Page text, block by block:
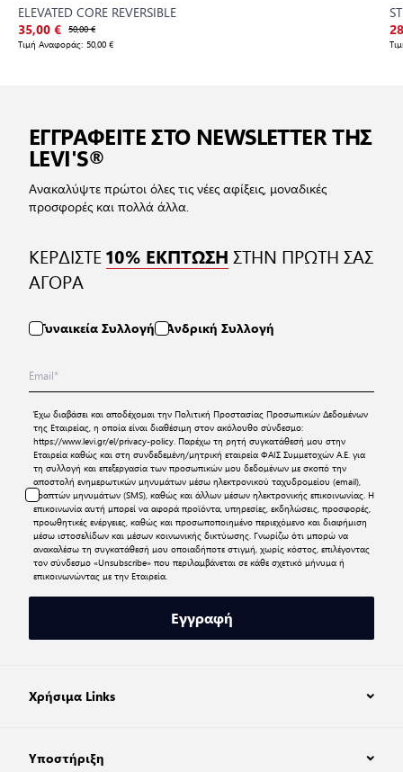
ELEVATED CORE REVERSIBLE
35,00 € 50,00 €
Τιμή Αναφοράς: 50,00 €
ΕΓΓΡΑΦΕΙΤΕ ΣΤΟ NEWSLETTER ΤΗΣ
LEVI'S®
Ανακαλύψτε πρώτοι όλες τις νέες αφίξεις, μοναδικές
προσφορές και πολλά άλλα.
ΚΕΡΔΙΣΤΕ10% ΕΚΠΤΩΣΗ ΣΤΗΝ ΠΡΩΤΗ ΣΑΣ
ΑΓΟΡΑ
Γυναικεία Συλλογή Ανδρική Συλλογή
Έχω διαβάσει και αποδέχομαι την Πολιτική Προστασίας Προσωπικών Δεδομένων
της Εταιρείας, η οποία είναι διαθέσιμη στον ακόλουθο σύνδεσμο:
https://www.levi.gr/el/privacy-policy. Παρέχω τη ρητή συγκατάθεσή μου στην
Εταιρεία καθώς και στη συνδεδεμένη/μητρική εταιρεία ΦΑΙΣ Συμμετοχών Α.Ε. για
τη συλλογή και επεξεργασία των προσωπικών μου δεδομένων με σκοπό την
αποστολή ενημερωτικών μηνυμάτων μέσω ηλεκτρονικού ταχυδρομείου (email),
γραπτών μηνυμάτων (SMS), καθώς και άλλων μέσων ηλεκτρονικής επικοινωνίας. Η
επικοινωνία αυτή μπορεί να αφορά προϊόντα, υπηρεσίες, εκδηλώσεις, προσφορές,
προωθητικές ενέργειες, καθώς και προσωποποιημένο περιεχόμενο και διαφήμιση
μέσω ιστοσελίδων και μέσων κοινωνικής δικτύωσης. Γνωρίζω ότι μπορώ να
ανακαλέσω τη συγκατάθεσή μου οποιαδήποτε στιγμή, χωρίς κόστος, επιλέγοντας
τον σύνδεσμο «Unsubscribe» που περιλαμβάνεται σε κάθε σχετικό μήνυμα ή
επικοινωνώντας με την Εταιρεία.
Εγγραφή
Χρήσιμα Links
Υποστήριξη